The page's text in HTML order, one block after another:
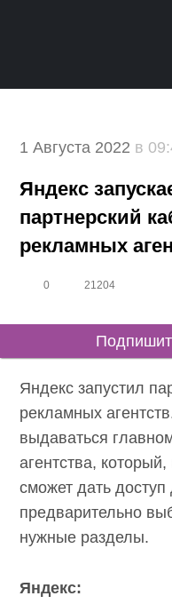
1 Августа 2022 в
Яндекс
партнерский
рекламных
0 21204
Яндекс запустил
рекламных
выдаваться
агентства,
сможет дать
предварительно
нужные разделы.
Яндекс: